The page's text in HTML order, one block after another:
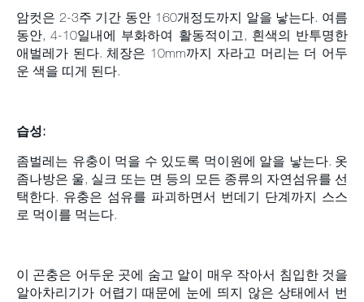
암컷은 2-3주 기간 동안 160개정도까지 알을 낳는다. 여름
동안, 4-10일내에 부화하여 활동적이고, 흰색의 반투명한
애벌레가 된다. 체장은 10mm까지 자라고 머리는 더 어두
운 색을 띠게 된다.
습성:
좀벌레는 유충이 먹을 수 있도록 먹이원에 알을 낳는다. 옷
좀나방은 울, 실크 또는 면 등의 모든 종류의 자연섬유를 선
택한다. 유충은 섬유를 파괴하면서 번데기 단계까지 스스
로 먹이를 먹는다.
이 곤충은 어두운 곳에 숨고 알이 매우 작아서 침입한 것을
알아차리기가 어렵기 때문에 눈에 띄지 않은 상태에서 번